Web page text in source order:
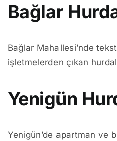
Bağlar
Bağlar Mahallesi’nde
işletmelerden çıkan
Yenigün
Yenigün’de apartman ve